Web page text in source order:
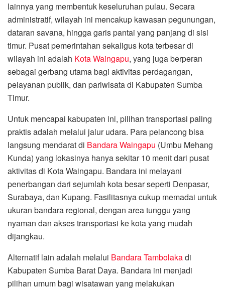
lainnya yang membentuk keseluruhan pulau. Secara
administratif, wilayah ini mencakup kawasan pegunungan,
dataran savana, hingga garis pantai yang panjang di sisi
timur. Pusat pemerintahan sekaligus kota terbesar di
wilayah ini adalah Kota Waingapu, yang juga berperan
sebagai gerbang utama bagi aktivitas perdagangan,
pelayanan publik, dan pariwisata di Kabupaten Sumba
Timur.
Untuk mencapai kabupaten ini, pilihan transportasi paling
praktis adalah melalui jalur udara. Para pelancong bisa
langsung mendarat di Bandara Waingapu (Umbu Mehang
Kunda) yang lokasinya hanya sekitar 10 menit dari pusat
aktivitas di Kota Waingapu. Bandara ini melayani
penerbangan dari sejumlah kota besar seperti Denpasar,
Surabaya, dan Kupang. Fasilitasnya cukup memadai untuk
ukuran bandara regional, dengan area tunggu yang
nyaman dan akses transportasi ke kota yang mudah
dijangkau.
Alternatif lain adalah melalui Bandara Tambolakadi
Kabupaten Sumba Barat Daya. Bandara ini menjadi
pilihan umum bagi wisatawan yang melakukan